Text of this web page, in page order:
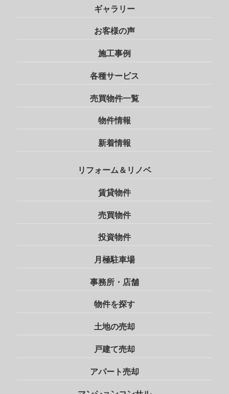
ギャラリー
お客様の声
施工事例
各種サービス
売買物件一覧
物件情報
新着情報
リフォーム＆リノベ
賃貸物件
売買物件
投資物件
月極駐車場
事務所・店舗
物件を探す
土地の売却
戸建て売却
アパート売却